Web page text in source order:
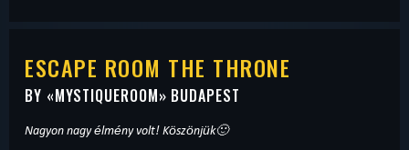
ESCAPE ROOM THE THRONE
BY «MYSTIQUEROOM» BUDAPEST
Nagyon nagy élmény volt! Köszönjük🙂